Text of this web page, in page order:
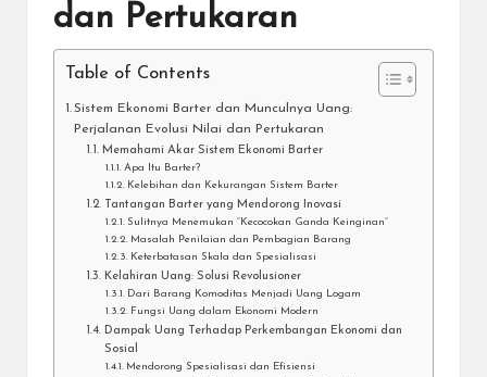
dan Pertukaran
Table of Contents
Sistem Ekonomi Barter dan Munculnya Uang:
Perjalanan Evolusi Nilai dan Pertukaran
Memahami Akar Sistem Ekonomi Barter
Apa Itu Barter?
Kelebihan dan Kekurangan Sistem Barter
Tantangan Barter yang Mendorong Inovasi
Sulitnya Menemukan “Kecocokan Ganda Keinginan”
Masalah Penilaian dan Pembagian Barang
Keterbatasan Skala dan Spesialisasi
Kelahiran Uang: Solusi Revolusioner
Dari Barang Komoditas Menjadi Uang Logam
Fungsi Uang dalam Ekonomi Modern
Dampak Uang Terhadap Perkembangan Ekonomi dan
Sosial
Mendorong Spesialisasi dan Efisiensi